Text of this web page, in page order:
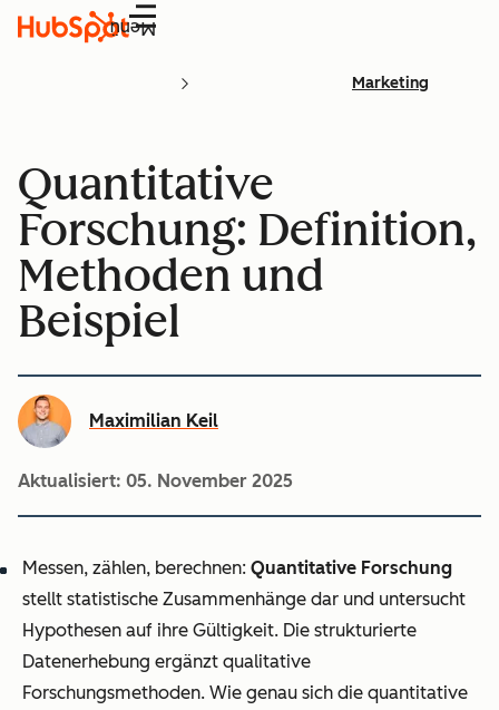
Menü
Marketing
Quantitative
Forschung: Definition,
Methoden und
Beispiel
Maximilian Keil
Aktualisiert: 05. November 2025
Messen, zählen, berechnen: Quantitative Forschung
stellt statistische Zusammenhänge dar und untersucht
Hypothesen auf ihre Gültigkeit. Die strukturierte
Datenerhebung ergänzt qualitative
Forschungsmethoden. Wie genau sich die quantitative